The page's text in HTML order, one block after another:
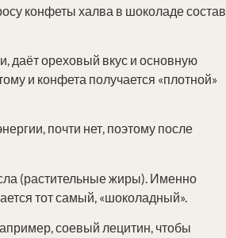
конфеты халва в шоколаде состав
даёт ореховый вкус и основную
и конфета получается «плотной»
почти нет, поэтому после
(растительные жиры). Именно
тот самый, «шоколадный».
соевый лецитин, чтобы